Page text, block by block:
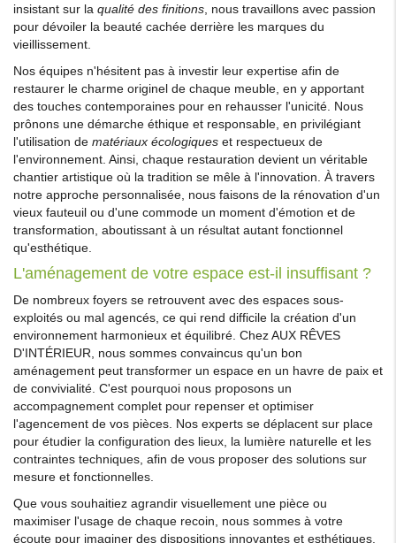
insistant sur la qualité des finitions, nous travaillons avec passion
pour dévoiler la beauté cachée derrière les marques du
vieillissement.
Nos équipes n'hésitent pas à investir leur expertise afin de
restaurer le charme originel de chaque meuble, en y apportant
des touches contemporaines pour en rehausser l'unicité. Nous
prônons une démarche éthique et responsable, en privilégiant
l'utilisation de matériaux écologiques et respectueux de
l'environnement. Ainsi, chaque restauration devient un véritable
chantier artistique où la tradition se mêle à l'innovation. À travers
notre approche personnalisée, nous faisons de la rénovation d'un
vieux fauteuil ou d'une commode un moment d'émotion et de
transformation, aboutissant à un résultat autant fonctionnel
qu'esthétique.
L'aménagement de votre espace est-il insuffisant ?
De nombreux foyers se retrouvent avec des espaces sous-
exploités ou mal agencés, ce qui rend difficile la création d'un
environnement harmonieux et équilibré. Chez AUX RÊVES
D'INTÉRIEUR, nous sommes convaincus qu'un bon
aménagement peut transformer un espace en un havre de paix et
de convivialité. C'est pourquoi nous proposons un
accompagnement complet pour repenser et optimiser
l'agencement de vos pièces. Nos experts se déplacent sur place
pour étudier la configuration des lieux, la lumière naturelle et les
contraintes techniques, afin de vous proposer des solutions sur
mesure et fonctionnelles.
Que vous souhaitiez agrandir visuellement une pièce ou
maximiser l'usage de chaque recoin, nous sommes à votre
écoute pour imaginer des dispositions innovantes et esthétiques.